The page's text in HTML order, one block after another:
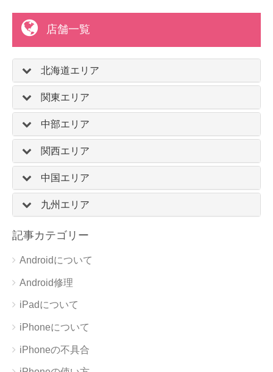
店舗一覧
北海道エリア
関東エリア
中部エリア
関西エリア
中国エリア
九州エリア
記事カテゴリー
Androidについて
Android修理
iPadについて
iPhoneについて
iPhoneの不具合